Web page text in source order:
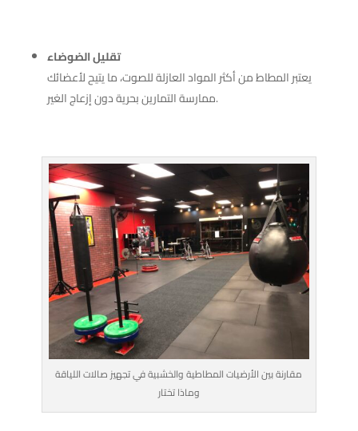
تقليل الضوضاء
يعتبر المطاط من أكثر المواد العازلة للصوت، ما يتيح لأعضائك
ممارسة التمارين بحرية دون إزعاج الغير.
مقارنة بين الأرضيات المطاطية والخشبية في تجهيز صالات اللياقة
وماذا تختار